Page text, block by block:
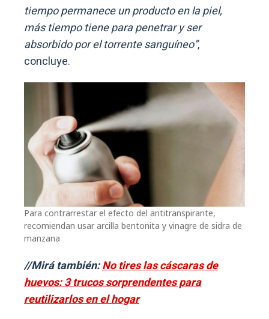
tiempo permanece un producto en la piel,
más tiempo tiene para penetrar y ser
absorbido por el torrente sanguíneo”,
concluye.
Para contrarrestar el efecto del antitranspirante,
recomiendan usar arcilla bentonita y vinagre de sidra de
manzana
//Mirá también:No tires las cáscaras de
huevos: 3 trucos sorprendentes para
reutilizarlos en el hogar